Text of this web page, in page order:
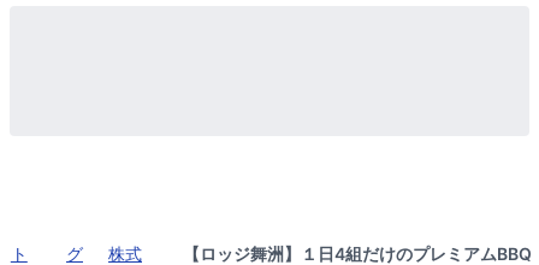
ト
グ
株式
【ロッジ舞洲】１日4組だけのプレミアムBBQ